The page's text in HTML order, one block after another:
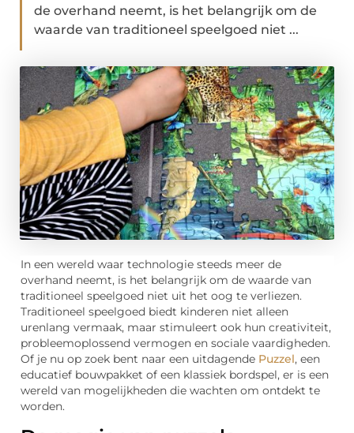
de overhand neemt, is het belangrijk om de
waarde van traditioneel speelgoed niet ...
In een wereld waar technologie steeds meer de
overhand neemt, is het belangrijk om de waarde van
traditioneel speelgoed niet uit het oog te verliezen.
Traditioneel speelgoed biedt kinderen niet alleen
urenlang vermaak, maar stimuleert ook hun creativiteit,
probleemoplossend vermogen en sociale vaardigheden.
Of je nu op zoek bent naar een uitdagende Puzzel, een
educatief bouwpakket of een klassiek bordspel, er is een
wereld van mogelijkheden die wachten om ontdekt te
worden.